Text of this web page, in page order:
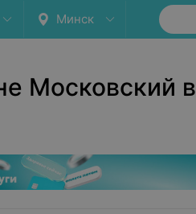
Минск
Московский в